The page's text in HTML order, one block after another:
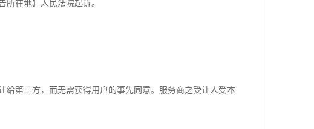
在地】人民法院起诉。
第三方，而无需获得用户的事先同意。服务商之受让人受本